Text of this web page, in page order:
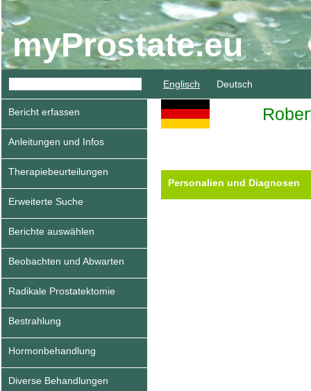
myProstate.eu
Englisch Deutsch
Bericht erfassen
Anleitungen und Infos
Therapiebeurteilungen
Erweiterte Suche
Berichte auswählen
Beobachten und Abwarten
Radikale Prostatektomie
Bestrahlung
Hormonbehandlung
Diverse Behandlungen
Personalien und Diagnosen